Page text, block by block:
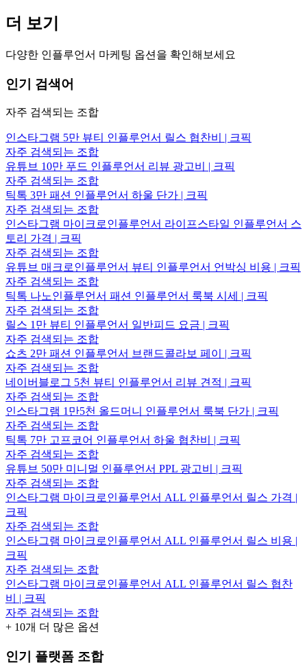
더 보기
다양한 인플루언서 마케팅 옵션을 확인해보세요
인기 검색어
자주 검색되는 조합
인스타그램 5만 뷰티 인플루언서 릴스 협찬비 | 크픽
자주 검색되는 조합
유튜브 10만 푸드 인플루언서 리뷰 광고비 | 크픽
자주 검색되는 조합
틱톡 3만 패션 인플루언서 하울 단가 | 크픽
자주 검색되는 조합
인스타그램 마이크로인플루언서 라이프스타일 인플루언서 스
토리 가격 | 크픽
자주 검색되는 조합
유튜브 매크로인플루언서 뷰티 인플루언서 언박싱 비용 | 크픽
자주 검색되는 조합
틱톡 나노인플루언서 패션 인플루언서 룩북 시세 | 크픽
자주 검색되는 조합
릴스 1만 뷰티 인플루언서 일반피드 요금 | 크픽
자주 검색되는 조합
쇼츠 2만 패션 인플루언서 브랜드콜라보 페이 | 크픽
자주 검색되는 조합
네이버블로그 5천 뷰티 인플루언서 리뷰 견적 | 크픽
자주 검색되는 조합
인스타그램 1만5천 올드머니 인플루언서 룩북 단가 | 크픽
자주 검색되는 조합
틱톡 7만 고프코어 인플루언서 하울 협찬비 | 크픽
자주 검색되는 조합
유튜브 50만 미니멀 인플루언서 PPL 광고비 | 크픽
자주 검색되는 조합
인스타그램 마이크로인플루언서 ALL 인플루언서 릴스 가격 |
크픽
자주 검색되는 조합
인스타그램 마이크로인플루언서 ALL 인플루언서 릴스 비용 |
크픽
자주 검색되는 조합
인스타그램 마이크로인플루언서 ALL 인플루언서 릴스 협찬
비 | 크픽
자주 검색되는 조합
+ 10개 더 많은 옵션
인기 플랫폼 조합